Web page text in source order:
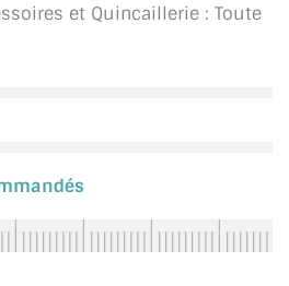
et Quincaillerie : Toute